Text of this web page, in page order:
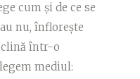
cum și de ce se
nu, înflorește
într-o
mediul: